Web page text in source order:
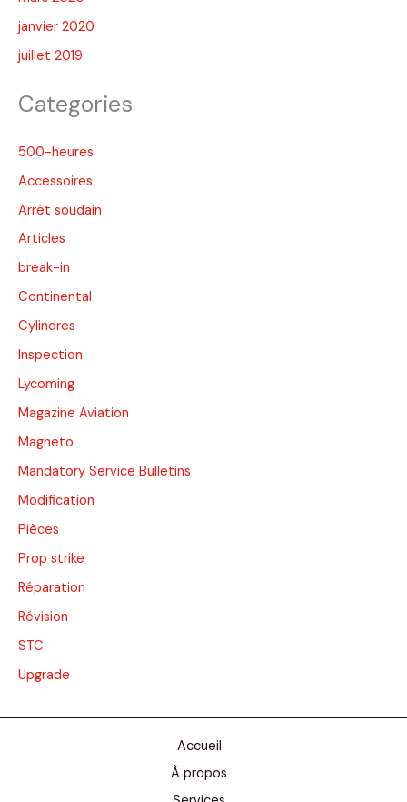
janvier 2020
juillet 2019
Categories
500-heures
Accessoires
Arrêt soudain
Articles
break-in
Continental
Cylindres
Inspection
Lycoming
Magazine Aviation
Magneto
Mandatory Service Bulletins
Modification
Pièces
Prop strike
Réparation
Révision
STC
Upgrade
Accueil
À propos